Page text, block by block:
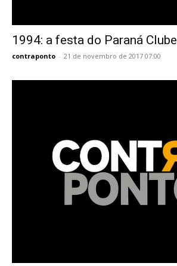
1994: a festa do Paraná Clube
contraponto - 21 de novembro de 2017 07:00